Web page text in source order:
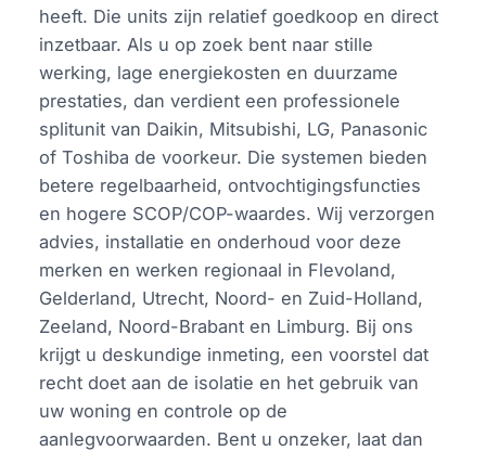
heeft. Die units zijn relatief goedkoop en direct
inzetbaar. Als u op zoek bent naar stille
werking, lage energiekosten en duurzame
prestaties, dan verdient een professionele
splitunit van Daikin, Mitsubishi, LG, Panasonic
of Toshiba de voorkeur. Die systemen bieden
betere regelbaarheid, ontvochtigingsfuncties
en hogere SCOP/COP-waardes. Wij verzorgen
advies, installatie en onderhoud voor deze
merken en werken regionaal in Flevoland,
Gelderland, Utrecht, Noord- en Zuid-Holland,
Zeeland, Noord-Brabant en Limburg. Bij ons
krijgt u deskundige inmeting, een voorstel dat
recht doet aan de isolatie en het gebruik van
uw woning en controle op de
aanlegvoorwaarden. Bent u onzeker, laat dan